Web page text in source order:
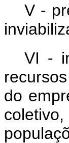
V -
VI -
do